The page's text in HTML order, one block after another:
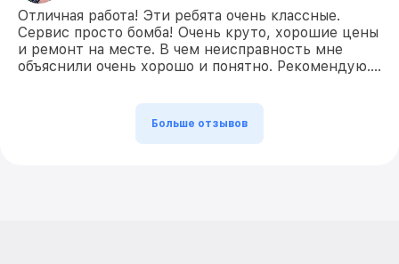
Отличная работа! Эти ребята очень классные.
Сервис просто бомба! Очень круто, хорошие цены
и ремонт на месте. В чем неисправность мне
объяснили очень хорошо и понятно. Рекомендую….
Больше отзывов